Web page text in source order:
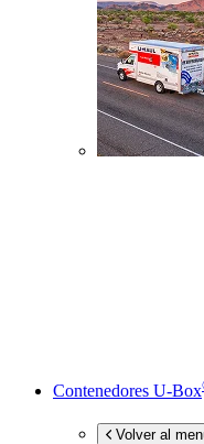
Contenedores U-Box
Volver al